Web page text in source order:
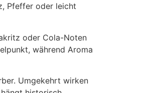
Pfeffer oder leicht
oder Cola-Noten
während Aroma
Umgekehrt wirken